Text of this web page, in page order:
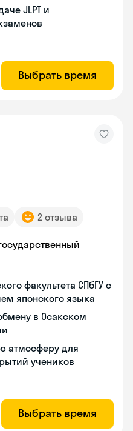
JLPT и
Выбрать время
2 отзыва
факультета СПбГУ с
японского языка
в Осакском
атмосферу для
учеников
Выбрать время